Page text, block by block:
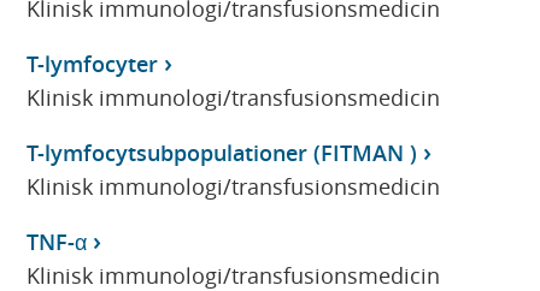
Klinisk immunologi/transfusionsmedicin
T-lymfocyter
Klinisk immunologi/transfusionsmedicin
T-lymfocytsubpopulationer (FITMAN )
Klinisk immunologi/transfusionsmedicin
TNF-α
Klinisk immunologi/transfusionsmedicin